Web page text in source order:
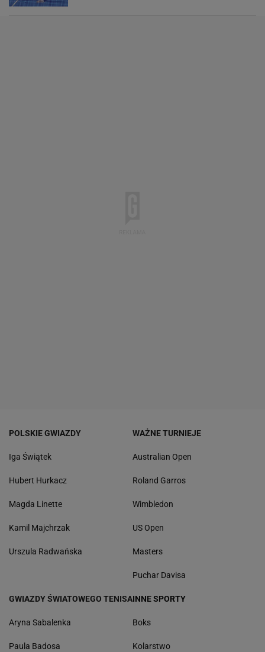
POLSKIE GWIAZDY
Iga Świątek
Hubert Hurkacz
Magda Linette
Kamil Majchrzak
Urszula Radwańska
WAŻNE TURNIEJE
Australian Open
Roland Garros
Wimbledon
US Open
Masters
Puchar Davisa
GWIAZDY ŚWIATOWEGO TENISA
Aryna Sabalenka
Paula Badosa
INNE SPORTY
Boks
Kolarstwo